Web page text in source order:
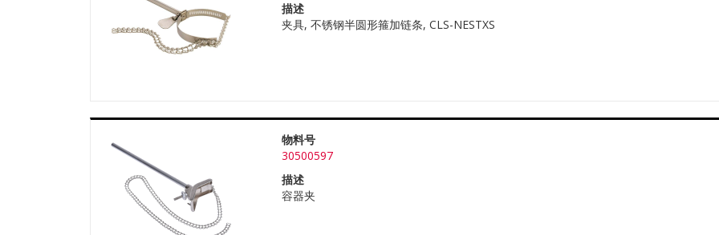
描述
夹具, 不锈钢半圆形箍加链条, CLS-NESTXS
物料号
30500597
描述
容器夹